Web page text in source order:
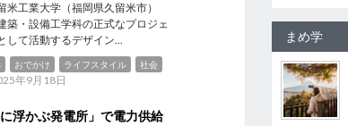
米工業大学（福岡県久留米市）
築・設備工学科の正式なプロジェ
して活動するデザイン...
おでかけ ライフスタイル 社会
年9月18日
に浮かぶ発電所」で電力供給
まめ学